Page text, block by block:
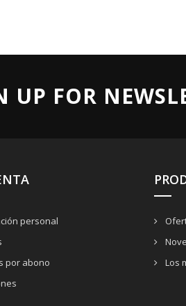
UP FOR
personal
por abono
Los